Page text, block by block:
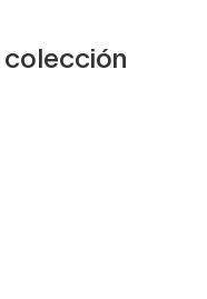
colección